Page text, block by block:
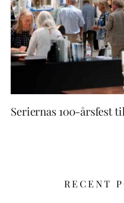
Seriernas 100-årsfest
RECENT